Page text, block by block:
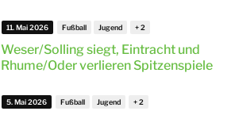
Weser/Solling siegt, Eintracht und
Rhume/Oder verlieren Spitzenspiele
11. Mai 2026 Fußball Jugend
5. Mai 2026 Fußball Jugend